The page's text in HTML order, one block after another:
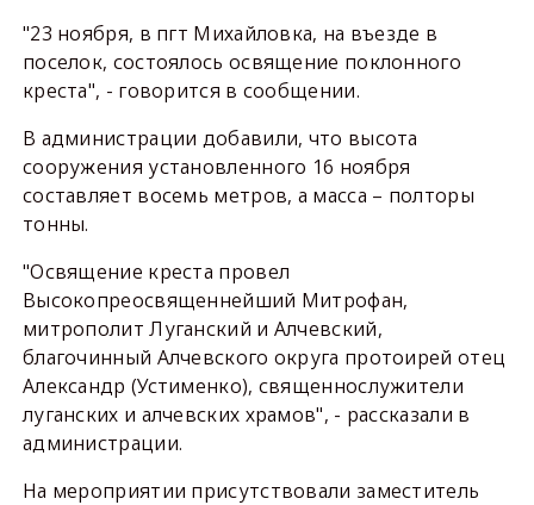
"23 ноября, в пгт Михайловка, на въезде в
поселок, состоялось освящение поклонного
креста", - говорится в сообщении.
В администрации добавили, что высота
сооружения установленного 16 ноября
составляет восемь метров, а масса – полторы
тонны.
"Освящение креста провел
Высокопреосвященнейший Митрофан,
митрополит Луганский и Алчевский,
благочинный Алчевского округа протоирей отец
Александр (Устименко), священнослужители
луганских и алчевских храмов", - рассказали в
администрации.
На мероприятии присутствовали заместитель